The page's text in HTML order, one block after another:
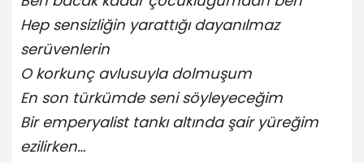
Hep sensizliğin yarattığı dayanılmaz
serüvenlerin
O korkunç avlusuyla dolmuşum
En son türkümde seni söyleyeceğim
Bir emperyalist tankı altında şair yüreğim
ezilirken…